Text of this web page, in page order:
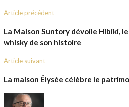
Article précédent
La Maison Suntory dévoile Hibiki,
whisky de son histoire
Article suivant
La maison Élysée célèbre le